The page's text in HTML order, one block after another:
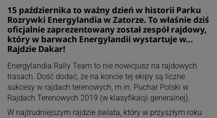
15 października to ważny dzień w historii Parku
Rozrywki Energylandia w Zatorze. To właśnie dziś
oficjalnie zaprezentowany został zespół rajdowy,
który w barwach Energylandii wystartuje w…
Rajdzie Dakar!
Energylandia Rally Team to nie nowicjusz na rajdowych
trasach. Dość dodać, że na koncie tej ekipy są liczne
sukcesy w rajdach terenowych, m.in. Puchar Polski w
Rajdach Terenowych 2019 (w klasyfikacji generalnej).
W najtrudniejszym rajdzie świata, który w przyszłym roku